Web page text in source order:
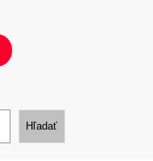
Hľadať